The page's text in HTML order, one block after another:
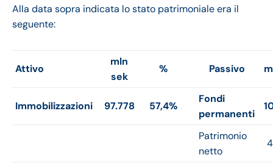
Alla data sopra indicata lo stato patrimoniale era il
seguente:
Attivo
mln
sek
% Passivo
Immobilizzazioni 97.778 57,4%
Fondi
permanenti
Patrimonio
netto